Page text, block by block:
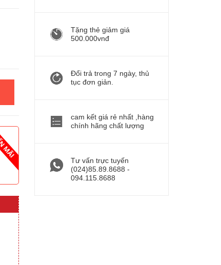
Tặng thẻ giảm giá
500.000vnđ
Đổi trả trong 7 ngày, thủ
tục đơn giản.
cam kết giá rẻ nhất ,hàng
chính hãng chất lượng
Tư vấn trực tuyến
(024)85.89.8688 -
094.115.8688